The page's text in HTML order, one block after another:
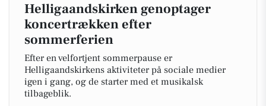
Helligaandskirken genoptager
koncertrækken efter
sommerferien
Efter en velfortjent sommerpause er
Helligaandskirkens aktiviteter på sociale medier
igen i gang, og de starter med et musikalsk
tilbageblik.